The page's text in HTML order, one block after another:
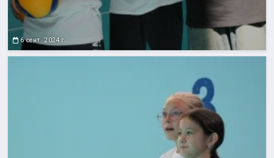
6 сент. 2024 г.